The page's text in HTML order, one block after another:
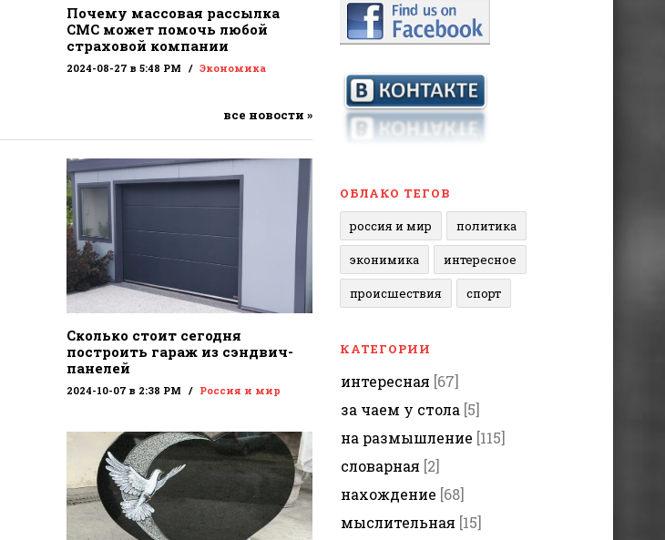
Почему массовая рассылка
СМС может помочь любой
страховой компании
2024-08-27 в 5:48 PM Экономика
все новости »
Сколько стоит сегодня
построить гараж из сэндвич-
панелей
2024-10-07 в 2:38 PM Россия и мир
ОБЛАКО ТЕГОВ
россия и мир
политика
эконимика интересное
происшествия спорт
КАТЕГОРИИ
интересная [67]
за чаем у стола [5]
на размышление [115]
словарная [2]
нахождение [68]
мыслительная [15]